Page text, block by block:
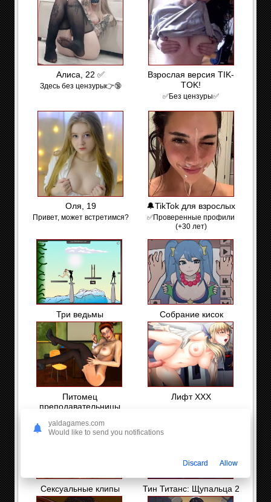
Алиса, 22 ✅
Здесь без цензуры👉🔞
Взрослая версия TIK-
TOK!
✅Без цензуры✅
Оля, 19
Привет, может встретимся?
🔔TikTok для взрослых
✅Проверенные профили
(+30 лет)
Три ведьмы Собрание кисок
Питомец
преподавательницы
Лифт ХХХ
Сексуальные клипы Тин Титанс: Щупальца 2
yaldagames.com
Would like to send you notifications
Discard Allow